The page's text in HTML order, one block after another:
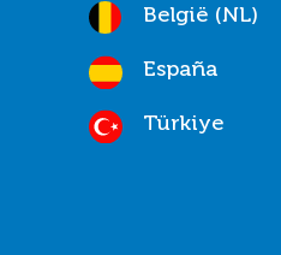
België (NL)
España
Türkiye